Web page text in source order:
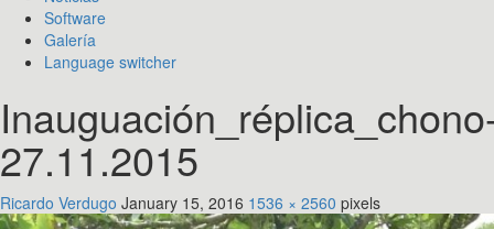
Software
Galería
Language switcher
27.11.2015
Ricardo Verdugo January 15, 2016 1536 × 2560 pixels